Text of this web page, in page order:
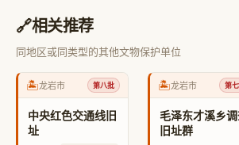
🔗相关推荐
同地区或同类型的其他文物保护单位
🏝️龙岩市 第八批
中央红色交通线旧
址
🏝️龙岩市 第
毛泽东才溪乡
旧址群